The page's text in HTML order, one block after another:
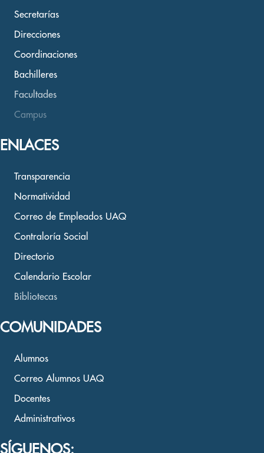
Secretarías
Direcciones
Coordinaciones
Bachilleres
Facultades
Campus
ENLACES
Transparencia
Normatividad
Correo de Empleados UAQ
Contraloría Social
Directorio
Calendario Escolar
Bibliotecas
COMUNIDADES
Alumnos
Correo Alumnos UAQ
Docentes
Administrativos
SÍGUENOS: